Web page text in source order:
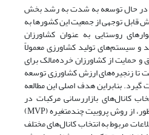
در حال توسعه به شدت به رشد بخش
قابل توجهی از جمعیت این کشورها به
روستایی به عنوان کشاورزان
سیستم‌های تولید کشاورزی معمولاً
و حمایت از کشاورزان خرده‌مالک برای
تا زنجیره‌های ارزش کشاورزی توسعه
بنابراین هدف اصلی این مطالعه
کانال‌های بازاررسانی مرکبات در
استان گیلان است. برای این منظور، از روش پروبیت چندمتغیره (MVP)
مربوط به انتخاب کانال‌های مختلف